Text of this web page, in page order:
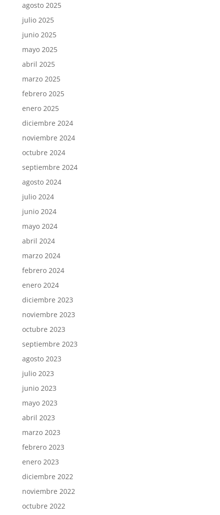
agosto 2025
julio 2025
junio 2025
mayo 2025
abril 2025
marzo 2025
febrero 2025
enero 2025
diciembre 2024
noviembre 2024
octubre 2024
septiembre 2024
agosto 2024
julio 2024
junio 2024
mayo 2024
abril 2024
marzo 2024
febrero 2024
enero 2024
diciembre 2023
noviembre 2023
octubre 2023
septiembre 2023
agosto 2023
julio 2023
junio 2023
mayo 2023
abril 2023
marzo 2023
febrero 2023
enero 2023
diciembre 2022
noviembre 2022
octubre 2022